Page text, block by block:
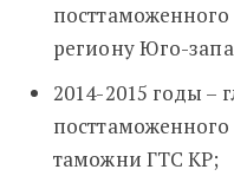
региону Юго-
2014-2015 годы –
таможни ГТС КР;